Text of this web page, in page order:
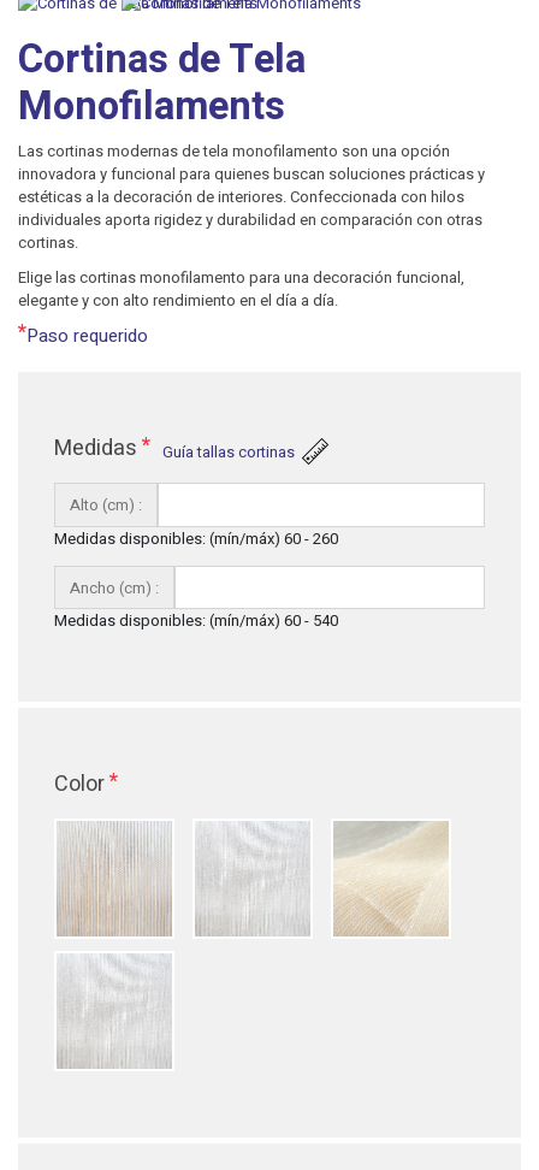
Cortinas de Tela
Monofilaments
Las cortinas modernas de tela monofilamento son una opción
innovadora y funcional para quienes buscan soluciones prácticas y
estéticas a la decoración de interiores. Confeccionada con hilos
individuales aporta rigidez y durabilidad en comparación con otras
cortinas.
Elige las cortinas monofilamento para una decoración funcional,
elegante y con alto rendimiento en el día a día.
*Paso requerido
Medidas * Guía tallas cortinas
Alto (cm) :
Medidas disponibles: (mín/máx) 60 - 260
Ancho (cm) :
Medidas disponibles: (mín/máx) 60 - 540
Color*